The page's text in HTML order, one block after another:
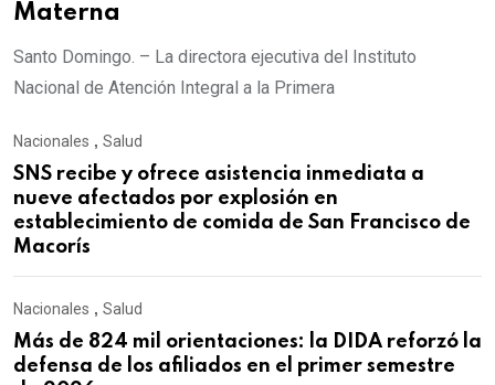
Materna
Santo Domingo. – La directora ejecutiva del Instituto
Nacional de Atención Integral a la Primera
Nacionales , Salud
SNS recibe y ofrece asistencia inmediata a
nueve afectados por explosión en
establecimiento de comida de San Francisco de
Macorís
Nacionales , Salud
Más de 824 mil orientaciones: la DIDA reforzó la
defensa de los afiliados en el primer semestre